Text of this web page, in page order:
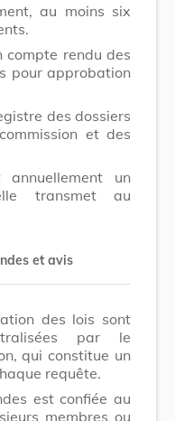
au moins six
rendu des
pour approbation
des dossiers
et des
un
transmet au
et avis
des lois sont
par le
qui constitue un
requête.
est confiée au
membres ou